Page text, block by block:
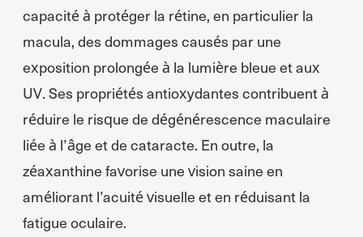
capacité à protéger la rétine, en particulier la
macula, des dommages causés par une
exposition prolongée à la lumière bleue et aux
UV. Ses propriétés antioxydantes contribuent à
réduire le risque de dégénérescence maculaire
liée à l’âge et de cataracte. En outre, la
zéaxanthine favorise une vision saine en
améliorant l’acuité visuelle et en réduisant la
fatigue oculaire.